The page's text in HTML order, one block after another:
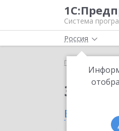
Система
Россия
Главная
в